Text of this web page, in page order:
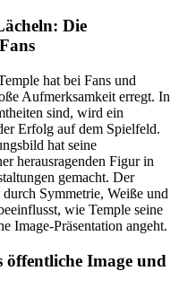
Die
hat bei Fans und
Aufmerksamkeit erregt. In
sind, wird ein
Erfolg auf dem Spielfeld.
hat seine
herausragenden Figur in
gemacht. Der
Symmetrie, Weiße und
wie Temple seine
Image-Präsentation angeht.
öffentliche Image und